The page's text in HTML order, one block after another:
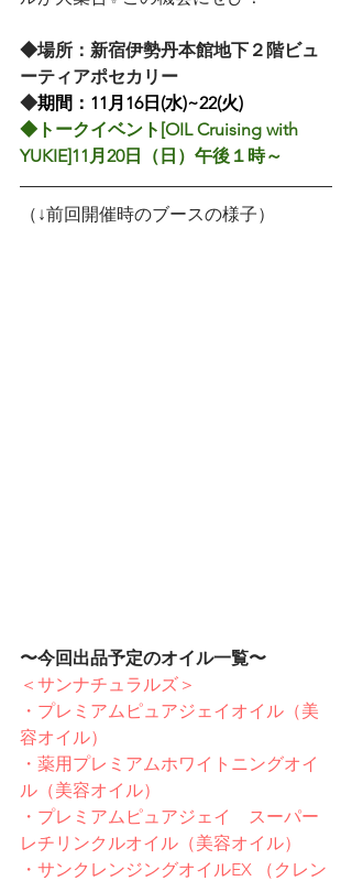
◆場所：新宿伊勢丹本館地下２階ビュ
ーティアポセカリー
◆期間：11月16日(水)~22(火)
◆トークイベント[OIL Cruising with
YUKIE]11月20⽇（日）午後１時～
（↓前回開催時のブースの様子）
〜今回出品予定のオイル一覧〜
＜サンナチュラルズ＞
・プレミアムピュアジェイオイル（美
容オイル）
・薬用プレミアムホワイトニングオイ
ル（美容オイル）
・プレミアムピュアジェイ　スーパー
レチリンクルオイル（美容オイル）
・サンクレンジングオイルEX （クレン